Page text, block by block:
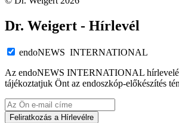
Dr. Weigert - Hírlevél
endoNEWS INTERNATIONAL
Az endoNEWS INTERNATIONAL
tájékoztatjuk Önt az endoszkóp-előkészítés
Feliratkozás a Hírlevélre